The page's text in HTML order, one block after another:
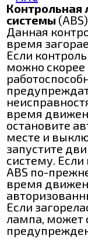
Контрольная
системы (ABS)
Данная
время
Если
можно скорее
время
остановите
месте и
запустите
систему.
ABS по-
время
Если
лампа, может